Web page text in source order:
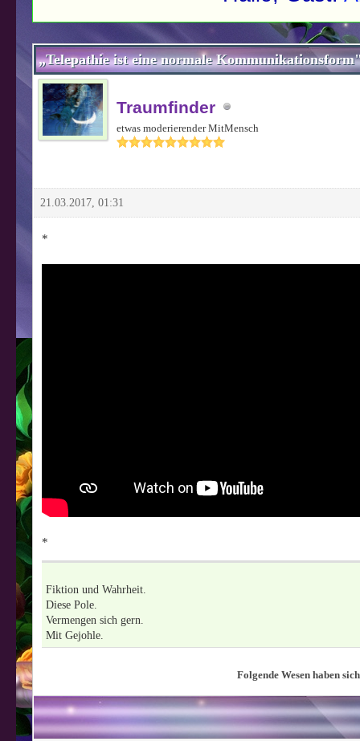
„Telepathie ist eine normale
Traumfinder
etwas moderierender MitMensch
21.03.2017, 01:31
*
*
Fiktion und Wahrheit.
Diese Pole.
Vermengen sich gern.
Mit Gejohle.
Folgende Wesen haben